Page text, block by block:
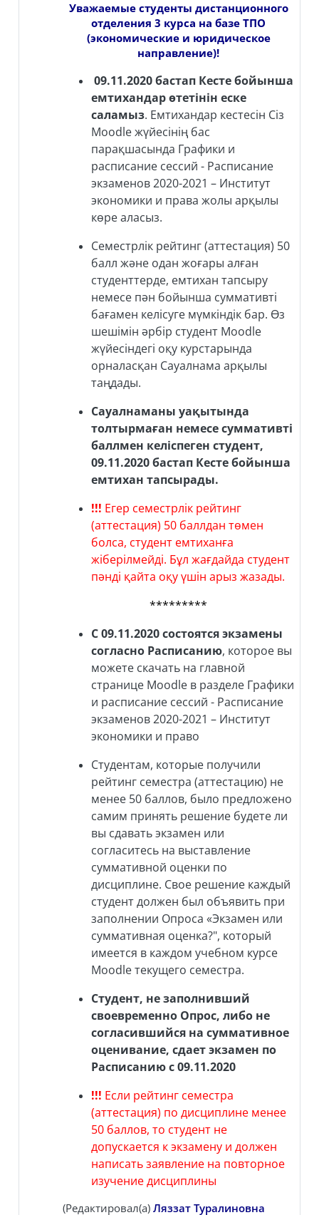
Уважаемые студенты дистанционного
отделения 3 курса на базе ТПО
(экономические и юридическое
направление)!
09.11.2020 бастап Кесте бойынша
емтихандар өтетінін еске
саламыз. Емтихандар кестесін Сіз
Moodle жүйесінің бас
парақшасында Графики и
расписание сессий - Расписание
экзаменов 2020-2021 – Институт
экономики и права жолы арқылы
көре аласыз.
Семестрлік рейтинг (аттестация) 50
балл және одан жоғары алған
студенттерде, емтихан тапсыру
немесе пән бойынша суммативті
бағамен келісуге мүмкіндік бар. Өз
шешімін әрбір студент Moodle
жүйесіндегі оқу курстарында
орналасқан Сауалнама арқылы
таңдады.
Сауалнаманы уақытында
толтырмаған немесе суммативті
баллмен келіспеген студент,
09.11.2020 бастап Кесте бойынша
емтихан тапсырады.
!!! Егер семестрлік рейтинг
(аттестация) 50 баллдан төмен
болса, студент емтиханға
жіберілмейді. Бұл жағдайда студент
пәнді қайта оқу үшін арыз жазады.
*********
С 09.11.2020 состоятся экзамены
согласно Расписанию, которое вы
можете скачать на главной
странице Moodle в разделе Графики
и расписание сессий - Расписание
экзаменов 2020-2021 – Институт
экономики и право
Студентам, которые получили
рейтинг семестра (аттестацию) не
менее 50 баллов, было предложено
самим принять решение будете ли
вы сдавать экзамен или
согласитесь на выставление
суммативной оценки по
дисциплине. Свое решение каждый
студент должен был объявить при
заполнении Опроса «Экзамен или
суммативная оценка?", который
имеется в каждом учебном курсе
Moodle текущего семестра.
Студент, не заполнивший
своевременно Опрос, либо не
согласившийся на суммативное
оценивание, сдает экзамен по
Расписанию с 09.11.2020
!!! Если рейтинг семестра
(аттестация) по дисциплине менее
50 баллов, то студент не
допускается к экзамену и должен
написать заявление на повторное
изучение дисциплины
(Редактировал(а) Ляззат Туралиновна